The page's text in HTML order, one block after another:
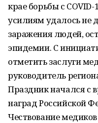
крае борьбы с
усилиям удалось не
заражения людей,
эпидемии. С
отметить заслуги
руководитель
Праздник начался с
наград Российской
Чествование